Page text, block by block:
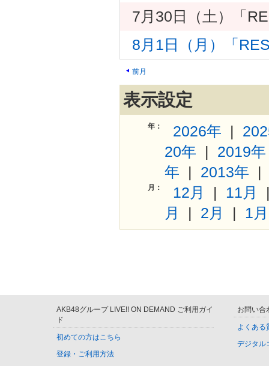
7月30日（土）「
8月1日（月）「
前月
表示設定
年： 2026年 |
20年 | 2019年
年 | 2013年
月： 12月 | 11月
月
| 2月 | 1月
AKB48グループ LIVE!! ON DEMAND ご利用ガイ
ド
初めての方はこちら
登録・ご利用方法
お問い合
よくある
デジタル